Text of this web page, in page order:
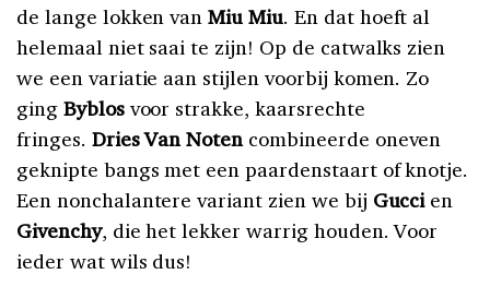
de lange lokken vanMiu Miu. En dat hoeft al
helemaal niet saai te zijn! Op de catwalks zien
we een variatie aan stijlen voorbij komen. Zo
ging Byblosvoor strakke, kaarsrechte
fringes. Dries Van Noten combineerde oneven
geknipte bangs met een paardenstaart of knotje.
Een nonchalantere variant zien we bij Guccien
Givenchy, die het lekker warrig houden. Voor
ieder wat wils dus!